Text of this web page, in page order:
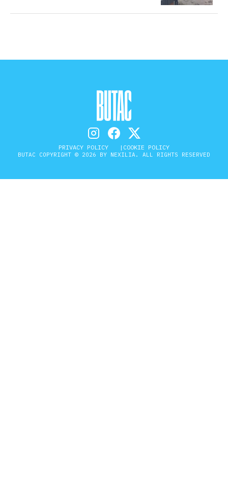
PRIVACY POLICY COOKIE POLICY
BUTAC COPYRIGHT © 2026 BY NEXILIA. ALL RIGHTS RESERVED